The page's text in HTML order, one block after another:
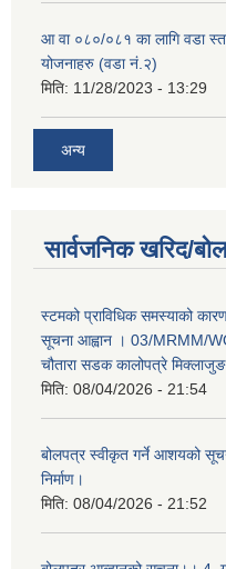
आ वा ०८०/०८१ का लागि वडा
योजनाहरु (वडा नं.२)
मिति: 11/28/2023 - 13:29
अन्य
सार्वजनिक खरिद/
स्टमको प्राविधिक समस्याको
सूचना आह्वान । 03/MRMM/
चौतारा सडक कालोपत्रे
मिति: 08/04/2026 - 21:54
बोलपत्र स्वीकृत गर्ने आशयको
निर्माण।
मिति: 08/04/2026 - 21:52